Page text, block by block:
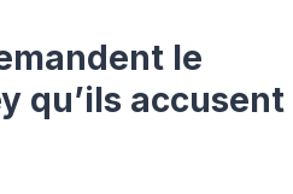
le
qu’ils accusent